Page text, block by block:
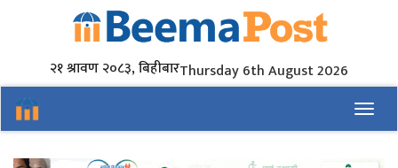
२१ श्रावण २०८३, बिहीबारThursday 6th August 2026